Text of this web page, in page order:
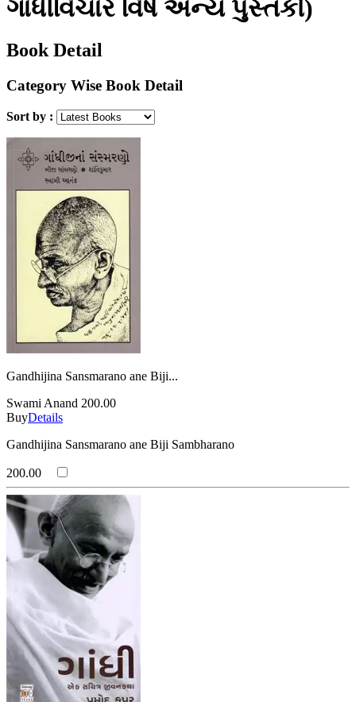
ગાંધીવિચાર વિષે અન્ય પુસ્તકો)
Book Detail
Category Wise Book Detail
Sort by :
Gandhijina Sansmarano ane Biji...
Swami Anand 200.00
BuyDetails
Gandhijina Sansmarano ane Biji Sambharano
200.00